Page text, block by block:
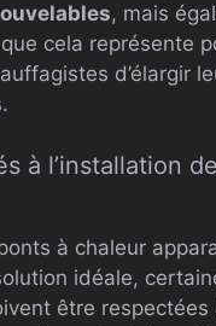
, mais
cela représente
d’élargir
à l’installation
à chaleur
idéale,
être respectées